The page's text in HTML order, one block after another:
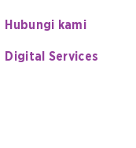
Hubungi kami
Digital Services